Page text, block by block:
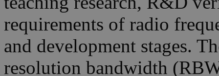
requirements of radio
and development stages.
resolution bandwidth